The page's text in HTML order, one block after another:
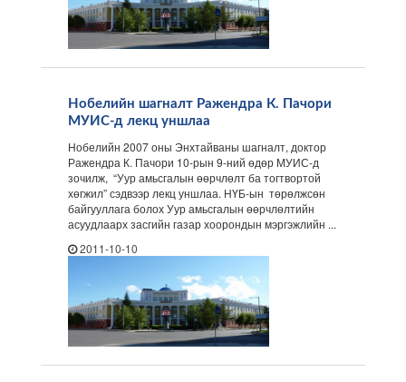
Нобелийн шагналт Ражендра К. Пачори
МУИС-д лекц уншлаа
Нобелийн 2007 оны Энхтайваны шагналт, доктор
Ражендра К. Пачори 10-рын 9-ний өдөр МУИС-д
зочилж, “Уур амьсгалын өөрчлөлт ба тогтвортой
хөгжил” сэдвээр лекц уншлаа. НҮБ-ын төрөлжсөн
байгууллага болох Уур амьсгалын өөрчлөлтийн
асуудлаарх засгийн газар хоорондын мэргэжлийн ...
2011-10-10